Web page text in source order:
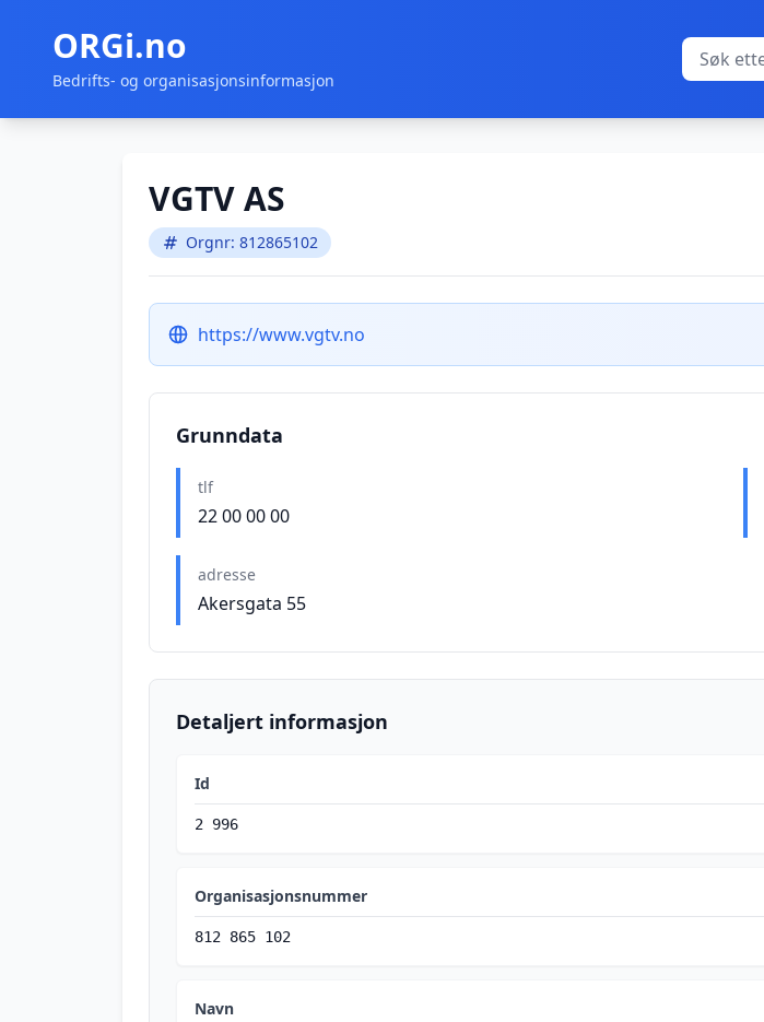
ORGi.no
Bedrifts- og organisasjonsinformasjon
VGTV AS
Orgnr: 812865102
https://www.vgtv.no
Grunndata
tlf
22 00 00 00
adresse
Akersgata 55
Detaljert informasjon
Id
2 996
Organisasjonsnummer
812 865 102
Navn